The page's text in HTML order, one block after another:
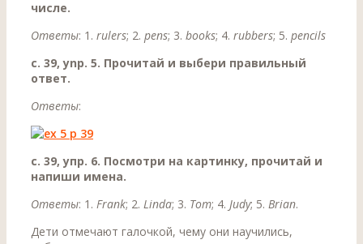
числе.
Ответы: 1. rulers; 2. pens; 3. books; 4. rubbers; 5. pencils
c. 39, ynp. 5. Прочитай и выбери правильный
ответ.
Ответы:
с. 39, упр. 6. Посмотри на картинку, прочитай и
напиши имена.
Ответы: 1. Frank; 2. Linda; 3. Тоm; 4. Judy; 5. Brian.
Дети отмечают галочкой, чему они научились,